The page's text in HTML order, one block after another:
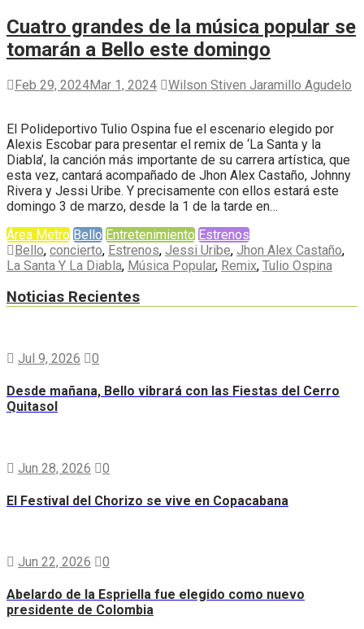
Cuatro grandes de la música popular se
tomarán a Bello este domingo
Feb 29, 2024Mar 1, 2024 Wilson Stiven Jaramillo Agudelo
El Polideportivo Tulio Ospina fue el escenario elegido por
Alexis Escobar para presentar el remix de ‘La Santa y la
Diabla’, la canción más importante de su carrera artística, que
esta vez, cantará acompañado de Jhon Alex Castaño, Johnny
Rivera y Jessi Uribe. Y precisamente con ellos estará este
domingo 3 de marzo, desde la 1 de la tarde en…
Área Metro Bello Entretenimiento Estrenos
Bello, concierto, Estrenos, Jessi Uribe, Jhon Alex Castaño,
La Santa Y La Diabla, Música Popular, Remix, Tulio Ospina
Noticias Recientes
Jul 9, 2026 0
Desde mañana, Bello vibrará con las Fiestas del Cerro
Quitasol
Jun 28, 2026 0
El Festival del Chorizo se vive en Copacabana
Jun 22, 2026 0
Abelardo de la Espriella fue elegido como nuevo
presidente de Colombia